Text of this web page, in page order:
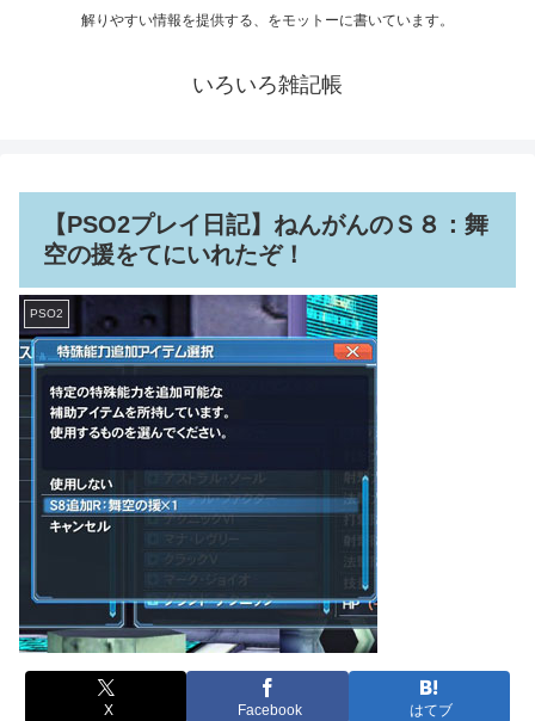
解りやすい情報を提供する、をモットーに書いています。
いろいろ雑記帳
【PSO2プレイ日記】ねんがんのＳ８：舞
空の援をてにいれたぞ！
PSO2
X Facebook はてブ